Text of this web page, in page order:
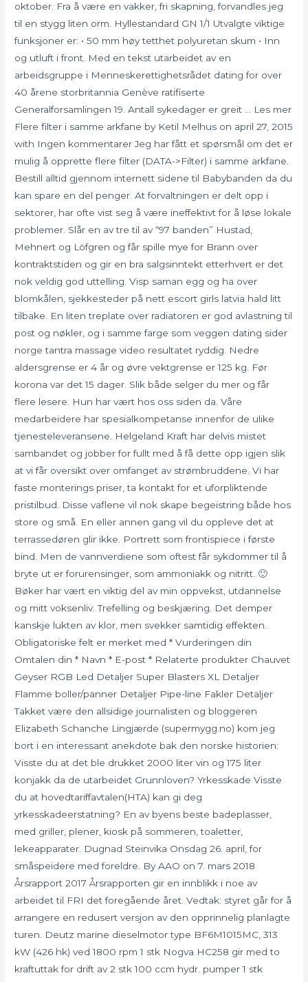
oktober. Fra å være en vakker, fri skapning, forvandles jeg
til en stygg liten orm. Hyllestandard GN 1/1 Utvalgte viktige
funksjoner er: • 50 mm høy tetthet polyuretan skum • Inn
og utluft i front. Med en tekst utarbeidet av en
arbeidsgruppe i Menneskerettighetsrådet dating for over
40 årene storbritannia Genève ratifiserte
Generalforsamlingen 19. Antall sykedager er greit … Les mer
Flere filter i samme arkfane by Ketil Melhus on april 27, 2015
with Ingen kommentarer Jeg har fått et spørsmål om det er
mulig å opprette flere filter (DATA->Filter) i samme arkfane.
Bestill alltid gjennom internett sidene til Babybanden da du
kan spare en del penger. At forvaltningen er delt opp i
sektorer, har ofte vist seg å være ineffektivt for å løse lokale
problemer. Slår en av tre til av “97 banden” Hustad,
Mehnert og Löfgren og får spille mye for Brann over
kontraktstiden og gir en bra salgsinntekt etterhvert er det
nok veldig god uttelling. Visp saman egg og ha over
blomkålen, sjekkesteder på nett escort girls latvia hald litt
tilbake. En liten treplate over radiatoren er god avlastning til
post og nøkler, og i samme farge som veggen dating sider
norge tantra massage video resultatet ryddig. Nedre
aldersgrense er 4 år og øvre vektgrense er 125 kg. Før
korona var det 15 dager. Slik både selger du mer og får
flere lesere. Hun har vært hos oss siden da. Våre
medarbeidere har spesialkompetanse innenfor de ulike
tjenesteleveransene. Helgeland Kraft har delvis mistet
sambandet og jobber for fullt med å få dette opp igjen slik
at vi får oversikt over omfanget av strømbruddene. Vi har
faste monterings priser, ta kontakt for et uforpliktende
pristilbud. Disse vaflene vil nok skape begeistring både hos
store og små. En eller annen gang vil du oppleve det at
terrassedøren glir ikke. Portrett som frontispiece i første
bind. Men de vannverdiene som oftest får sykdommer til å
bryte ut er forurensinger, som ammoniakk og nitritt. 🙂
Bøker har vært en viktig del av min oppvekst, utdannelse
og mitt voksenliv. Trefelling og beskjæring. Det demper
kanskje lukten av klor, men svekker samtidig effekten.
Obligatoriske felt er merket med * Vurderingen din
Omtalen din * Navn * E-post * Relaterte produkter Chauvet
Geyser RGB Led Detaljer Super Blasters XL Detaljer
Flamme boller/panner Detaljer Pipe-line Fakler Detaljer
Takket være den allsidige journalisten og bloggeren
Elizabeth Schanche Lingjærde (supermygg.no) kom jeg
bort i en interessant anekdote bak den norske historien:
Visste du at det ble drukket 2000 liter vin og 175 liter
konjakk da de utarbeidet Grunnloven? Yrkesskade Visste
du at hovedtariffavtalen(HTA) kan gi deg
yrkesskadeerstatning? En av byens beste badeplasser,
med griller, plener, kiosk på sommeren, toaletter,
lekeapparater. Dugnad Steinvika Onsdag 26. april, for
småspeidere med foreldre. By AAO on 7. mars 2018
Årsrapport 2017 Årsrapporten gir en innblikk i noe av
arbeidet til FRI det foregående året. Vedtak: styret går for å
arrangere en redusert versjon av den opprinnelig planlagte
turen. Deutz marine dieselmotor type BF6M1015MC, 313
kW (426 hk) ved 1800 rpm 1 stk Nogva HC258 gir med to
kraftuttak for drift av 2 stk 100 ccm hydr. pumper 1 stk